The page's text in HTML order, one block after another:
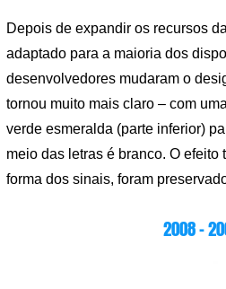
Depois de expandir os recursos
adaptado para a maioria dos
desenvolvedores mudaram o
tornou muito mais claro – com
verde esmeralda (parte inferior)
meio das letras é branco. O
forma dos sinais, foram
2008 –